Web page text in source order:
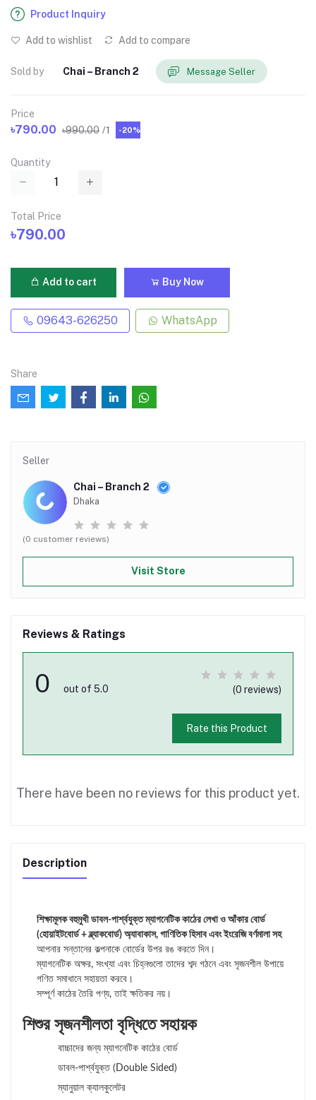
Product Inquiry
Add to wishlist Add to compare
Sold by Chai – Branch 2 Message Seller
Price
৳790.00 ৳990.00 /1 -20%
Quantity
Total Price
৳790.00
Add to cart Buy Now
09643-626250 WhatsApp
Share
Seller
Chai – Branch 2
Dhaka
(0 customer reviews)
Visit Store
Reviews & Ratings
0 out of 5.0 (0 reviews)
Rate this Product
There have been no reviews for this product yet.
Description
শিক্ষামূলক বহুমুখী ডাবল-পার্শ্বযুক্ত ম্যাগনেটিক কাঠের লেখা ও আঁকার বোর্ড
(হোয়াইটবোর্ড + ব্ল্যাকবোর্ড) অ্যাবাকাস, গাণিতিক হিসাব এবং ইংরেজি বর্ণমালা সহ
আপনার সন্তানের কল্পনাকে বোর্ডের উপর রঙ করতে দিন।
ম্যাগনেটিক অক্ষর, সংখ্যা এবং চিহ্নগুলো তাদের শব্দ গঠনে এবং সৃজনশীল উপায়ে
গণিত সমাধানে সহায়তা করবে।
সম্পূর্ণ কাঠের তৈরি পণ্য, তাই ক্ষতিকর নয়।
শিশুর সৃজনশীলতা বৃদ্ধিতে সহায়ক
বাচ্চাদের জন্য ম্যাগনেটিক কাঠের বোর্ড
ডাবল-পার্শ্বযুক্ত (Double Sided)
ম্যানুয়াল ক্যালকুলেটর